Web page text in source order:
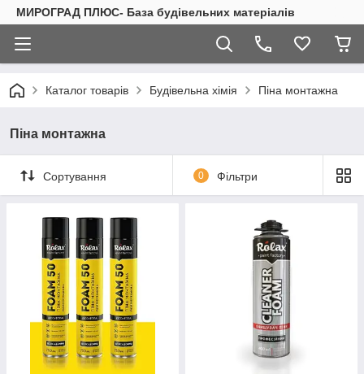
МИРОГРАД ПЛЮС- База будівельних матеріалів
Каталог товарів Будівельна хімія Піна монтажна
Піна монтажна
Сортування 0 Фільтри